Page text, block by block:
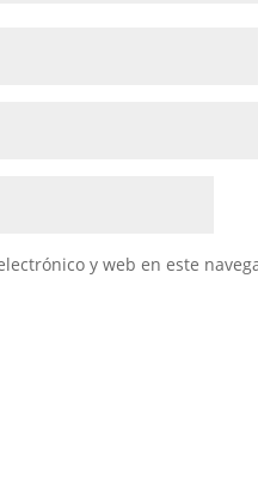
y web en este